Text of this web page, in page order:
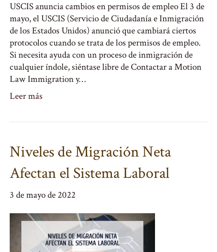
USCIS anuncia cambios en permisos de empleo El 3 de
mayo, el USCIS (Servicio de Ciudadanía e Inmigración
de los Estados Unidos) anunció que cambiará ciertos
protocolos cuando se trata de los permisos de empleo.
Si necesita ayuda con un proceso de inmigración de
cualquier índole, siéntase libre de Contactar a Motion
Law Immigration y…
Leer más
Niveles de Migración Neta
Afectan el Sistema Laboral
3 de mayo de 2022